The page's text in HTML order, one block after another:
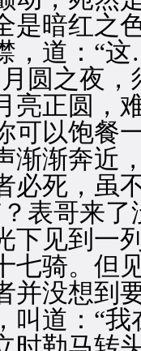
是暗红之
，道：“
圆之夜
亮正圆，
可以饱餐
渐奔近，
必死，虽
表哥来了
见到一列
七骑。但
并没想到
道：“我